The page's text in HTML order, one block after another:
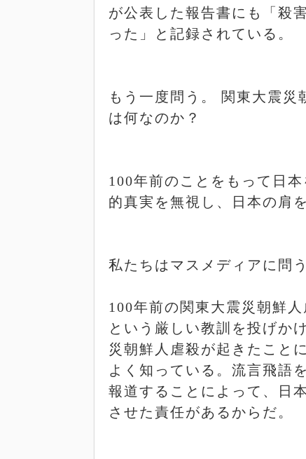
が公表した報告書にも「殺
った」と記録されている。
もう一度問う。 関東大震災
は何なのか？
100年前のことをもって日
的真実を無視し、日本の肩
私たちはマスメディアに問う
100年前の関東大震災朝鮮
という厳しい教訓を投げか
災朝鮮人虐殺が起きたこと
よく知っている。流言飛語
報道することによって、日
させた責任があるからだ。